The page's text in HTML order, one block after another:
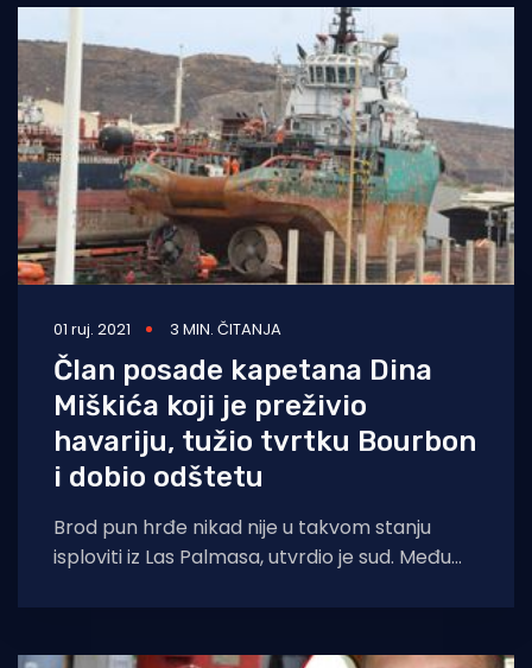
01 ruj. 2021 3 MIN. ČITANJA
Član posade kapetana Dina
Miškića koji je preživio
havariju, tužio tvrtku Bourbon
i dobio odštetu
Brod pun hrđe nikad nije u takvom stanju
isploviti iz Las Palmasa, utvrdio je sud. Među